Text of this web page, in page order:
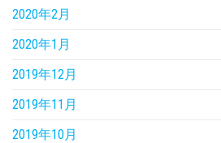
2020年2月
2020年1月
2019年12月
2019年11月
2019年10月